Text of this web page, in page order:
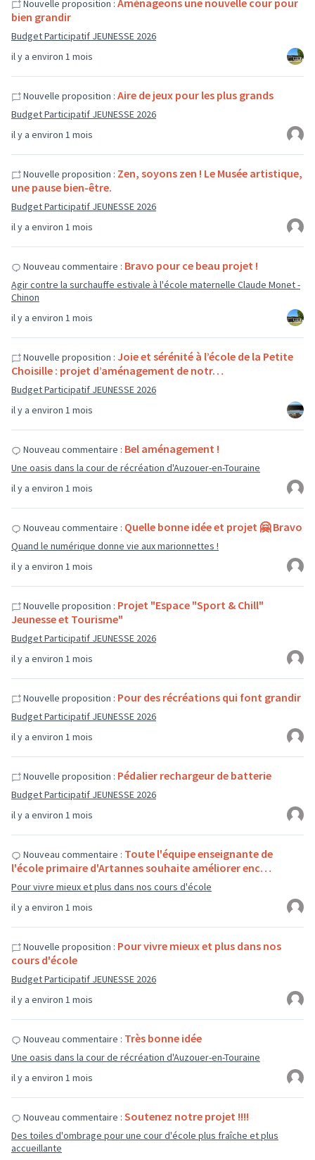
il y a environ 1 mois
Nouvelle proposition : Aménageons une nouvelle cour pour
bien grandir
Budget Participatif JEUNESSE 2026
il y a environ 1 mois
Nouvelle proposition : Aire de jeux pour les plus grands
Budget Participatif JEUNESSE 2026
il y a environ 1 mois
Nouvelle proposition : Zen, soyons zen ! Le Musée artistique,
une pause bien-être.
Budget Participatif JEUNESSE 2026
il y a environ 1 mois
Nouveau commentaire : Bravo pour ce beau projet !
Agir contre la surchauffe estivale à l'école maternelle Claude Monet -
Chinon
il y a environ 1 mois
Nouvelle proposition : Joie et sérénité à l’école de la Petite
Choisille : projet d’aménagement de notr…
Budget Participatif JEUNESSE 2026
il y a environ 1 mois
Nouveau commentaire : Bel aménagement !
Une oasis dans la cour de récréation d'Auzouer-en-Touraine
il y a environ 1 mois
Nouveau commentaire : Quelle bonne idée et projet 🤗 Bravo
Quand le numérique donne vie aux marionnettes !
il y a environ 1 mois
Nouvelle proposition : Projet "Espace "Sport & Chill"
Jeunesse et Tourisme"
Budget Participatif JEUNESSE 2026
il y a environ 1 mois
Nouvelle proposition : Pour des récréations qui font grandir
Budget Participatif JEUNESSE 2026
il y a environ 1 mois
Nouvelle proposition : Pédalier rechargeur de batterie
Budget Participatif JEUNESSE 2026
il y a environ 1 mois
Nouveau commentaire : Toute l'équipe enseignante de
l'école primaire d'Artannes souhaite améliorer enc…
Pour vivre mieux et plus dans nos cours d'école
il y a environ 1 mois
Nouvelle proposition : Pour vivre mieux et plus dans nos
cours d'école
Budget Participatif JEUNESSE 2026
il y a environ 1 mois
Nouveau commentaire : Très bonne idée
Une oasis dans la cour de récréation d'Auzouer-en-Touraine
Nouveau commentaire : Soutenez notre projet !!!!
Des toiles d'ombrage pour une cour d'école plus fraîche et plus
accueillante